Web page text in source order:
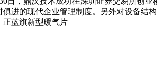
进的现代企业管理制度。另外对设备结
正蓝旗新型暖气片